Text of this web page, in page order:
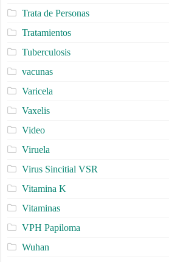
Trata de Personas
Tratamientos
Tuberculosis
vacunas
Varicela
Vaxelis
Video
Viruela
Virus Sincitial VSR
Vitamina K
Vitaminas
VPH Papiloma
Wuhan